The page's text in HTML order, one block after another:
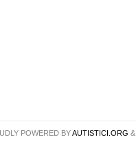
POWERED BYAUTISTICI.ORG